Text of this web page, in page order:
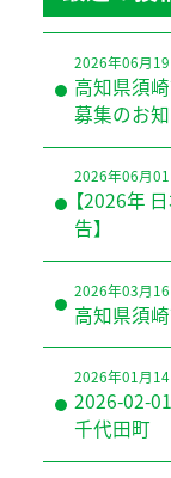
2026年06月19
高知県須
募集のお
2026年06月01
【2026年
告】
2026年03月16
高知県須
2026年01月14
2026-02-
千代田町